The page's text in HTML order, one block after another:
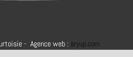
- Agence web : aryup.com